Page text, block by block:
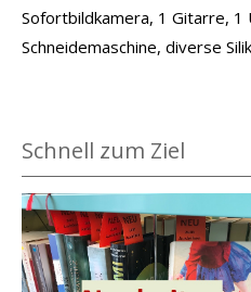
Sofortbildkamera, 1 Gitarre, 1
Schneidemaschine, diverse
Schnell zum Ziel